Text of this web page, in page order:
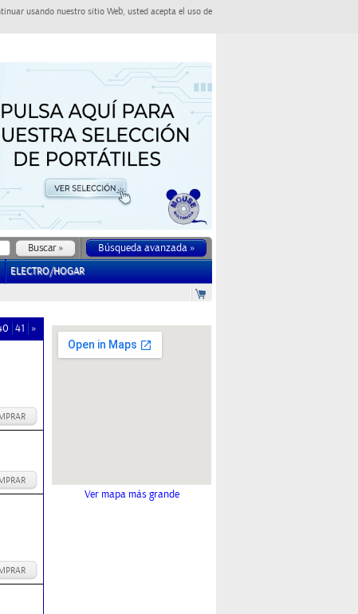
usando nuestro sitio Web, usted acepta el uso de
Búsqueda avanzada »
ELECTRO/HOGAR
41 »
Ver mapa más grande